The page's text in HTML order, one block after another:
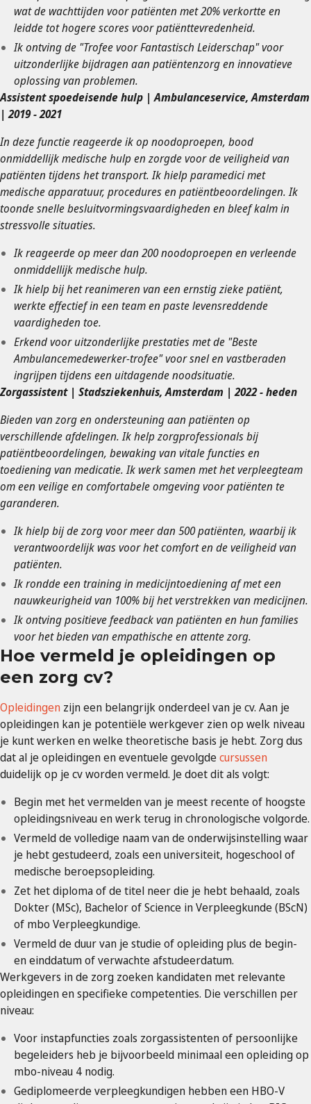
wat de wachttijden voor patiënten met 20% verkortte en
leidde tot hogere scores voor patiënttevredenheid.
Ik ontving de "Trofee voor Fantastisch Leiderschap" voor
uitzonderlijke bijdragen aan patiëntenzorg en innovatieve
oplossing van problemen.
Assistent spoedeisende hulp | Ambulanceservice, Amsterdam
| 2019 - 2021
In deze functie reageerde ik op noodoproepen, bood
onmiddellijk medische hulp en zorgde voor de veiligheid van
patiënten tijdens het transport. Ik hielp paramedici met
medische apparatuur, procedures en patiëntbeoordelingen. Ik
toonde snelle besluitvormingsvaardigheden en bleef kalm in
stressvolle situaties.
Ik reageerde op meer dan 200 noodoproepen en verleende
onmiddellijk medische hulp.
Ik hielp bij het reanimeren van een ernstig zieke patiënt,
werkte effectief in een team en paste levensreddende
vaardigheden toe.
Erkend voor uitzonderlijke prestaties met de "Beste
Ambulancemedewerker-trofee" voor snel en vastberaden
ingrijpen tijdens een uitdagende noodsituatie.
Zorgassistent | Stadsziekenhuis, Amsterdam | 2022 - heden
Bieden van zorg en ondersteuning aan patiënten op
verschillende afdelingen. Ik help zorgprofessionals bij
patiëntbeoordelingen, bewaking van vitale functies en
toediening van medicatie. Ik werk samen met het verpleegteam
om een ​​veilige en comfortabele omgeving voor patiënten te
garanderen.
Ik hielp bij de zorg voor meer dan 500 patiënten, waarbij ik
verantwoordelijk was voor het comfort en de veiligheid van
patiënten.
Ik rondde een training in medicijntoediening af met een
nauwkeurigheid van 100% bij het verstrekken van medicijnen.
Ik ontving positieve feedback van patiënten en hun families
voor het bieden van empathische en attente zorg.
Hoe vermeld je opleidingen op
een zorg cv?
Opleidingen zijn een belangrijk onderdeel van je cv. Aan je
opleidingen kan je potentiële werkgever zien op welk niveau
je kunt werken en welke theoretische basis je hebt. Zorg dus
dat al je opleidingen en eventuele gevolgdecursussen
duidelijk op je cv worden vermeld. Je doet dit als volgt:
Begin met het vermelden van je meest recente of hoogste
opleidingsniveau en werk terug in chronologische volgorde.
Vermeld de volledige naam van de onderwijsinstelling waar
je hebt gestudeerd, zoals een universiteit, hogeschool of
medische beroepsopleiding.
Zet het diploma of de titel neer die je hebt behaald, zoals
Dokter (MSc), Bachelor of Science in Verpleegkunde (BScN)
of mbo Verpleegkundige.
Vermeld de duur van je studie of opleiding plus de begin-
en einddatum of verwachte afstudeerdatum.
Werkgevers in de zorg zoeken kandidaten met relevante
opleidingen en specifieke competenties. Die verschillen per
niveau:
Voor instapfuncties zoals zorgassistenten of persoonlijke
begeleiders heb je bijvoorbeeld minimaal een opleiding op
mbo-niveau 4 nodig.
Gediplomeerde verpleegkundigen hebben een HBO-V